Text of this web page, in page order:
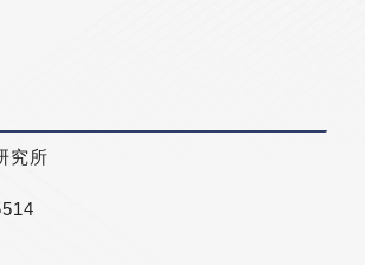
究所